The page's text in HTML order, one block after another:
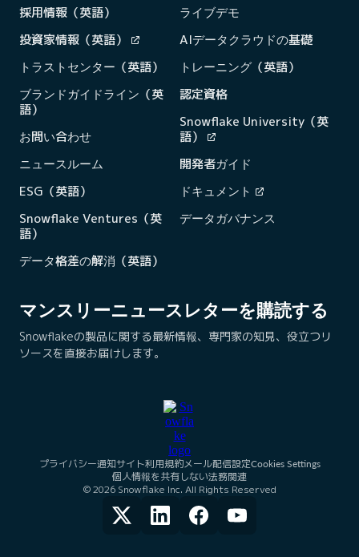
マンスリーニュースレターを購読する
Snowflakeの製品に関する最新情報、専門家の知見、役立つリ
ソースを直接お届けします。
採用情報（英語）
投資家情報（英語）
トラストセンター（英語）
ブランドガイドライン（英
語）
お問い合わせ
ニュースルーム
ESG（英語）
Snowflake Ventures（英
語）
データ格差の解消（英語）
ライブデモ
AIデータクラウドの基礎
トレーニング（英語）
認定資格
Snowflake University（英
語）
開発者ガイド
ドキュメント
データガバナンス
プライバシー通知サイト利用規約メール配信設定Cookies Settings
個人情報を共有しない法務関連
© 2026 Snowflake Inc. All Rights Reserved